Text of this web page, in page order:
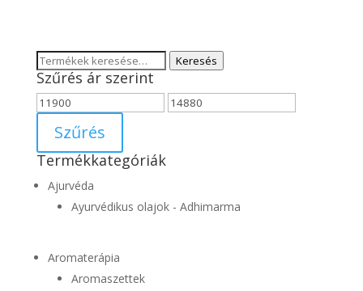
Keresés
a
következőre:
Keresés
Szűrés ár szerint
Min
Max
Szűrés
Termékkategóriák
Ajurvéda
Ayurvédikus olajok - Adhimarma
Aromaterápia
Aromaszettek